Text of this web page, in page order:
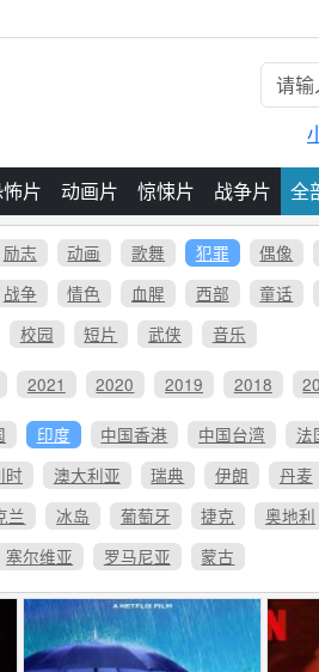
片 动画片 惊悚片 战争片 全
励志 动画 歌舞 犯罪 偶像
战争 情色 血腥 西部 童话
校园 短片 武侠 音乐
2021 2020 2019 2018
印度 中国香港 中国台湾 法
时 澳大利亚 瑞典 伊朗 丹麦
兰 冰岛 葡萄牙 捷克 奥地利
塞尔维亚 罗马尼亚 蒙古